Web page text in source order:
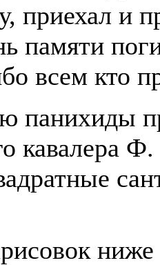
приехал и
памяти
всем кто
панихиды
кавалера